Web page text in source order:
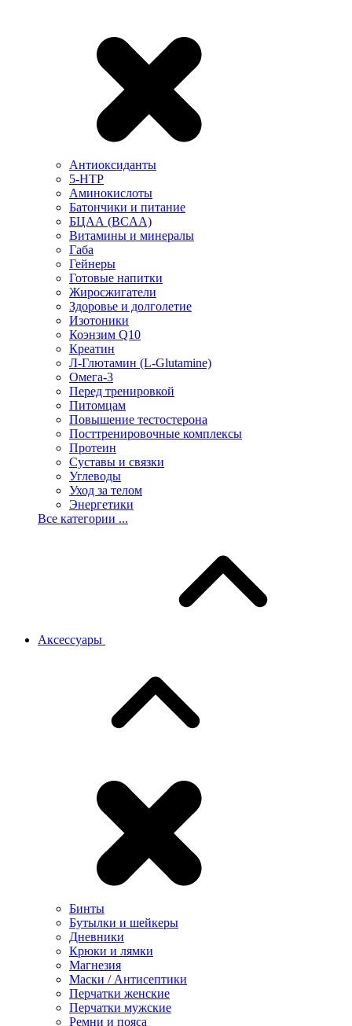
Антиоксиданты
5-HTP
Аминокислоты
Батончики и питание
БЦАА (BCAA)
Витамины и минералы
Габа
Гейнеры
Готовые напитки
Жиросжигатели
Здоровье и долголетие
Изотоники
Коэнзим Q10
Креатин
Л-Глютамин (L-Glutamine)
Омега-3
Перед тренировкой
Питомцам
Повышение тестостерона
Посттренировочные комплексы
Протеин
Суставы и связки
Углеводы
Уход за телом
Энергетики
Все категории ...
Аксессуары
Бинты
Бутылки и шейкеры
Дневники
Крюки и лямки
Магнезия
Маски / Антисептики
Перчатки женские
Перчатки мужские
Ремни и пояса